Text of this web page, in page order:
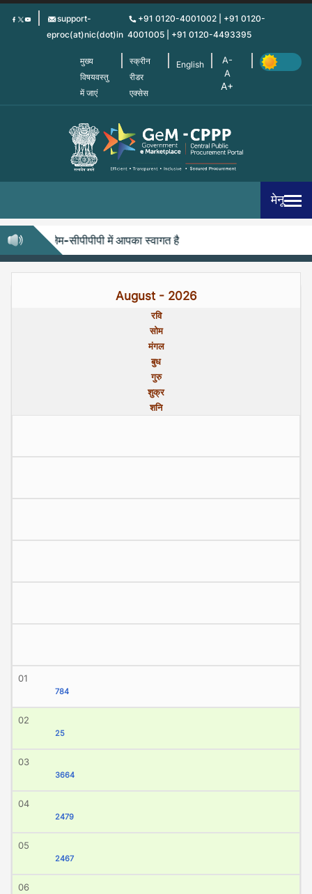
Skip
support-
eproc(at)nic(dot)in
+91 0120-4001002 | +91 0120-
4001005 | +91 0120-4493395
मुख्य
विषयवस्तु
में जाएं
स्क्रीन
रीडर
एक्सेस
English
मेनू
जेम-सीपीपीपी में आपका स्वागत है
August - 2026
रवि
सोम
मंगल
बुध
गुरु
शुक्र
शनि
01
784
02
25
03
3664
04
2479
05
2467
06